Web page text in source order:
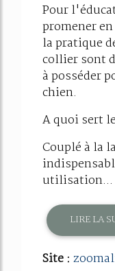
Pour
promener
la pratique
collier sont
à posséder
chien.
A quoi sert
Couplé à la
utilisation...
LIRE LA
Site :